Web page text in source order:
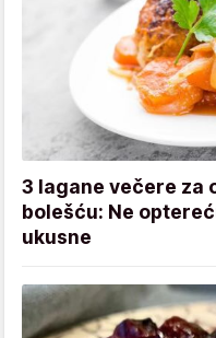
3 lagane večere za
bolešću: Ne
ukusne